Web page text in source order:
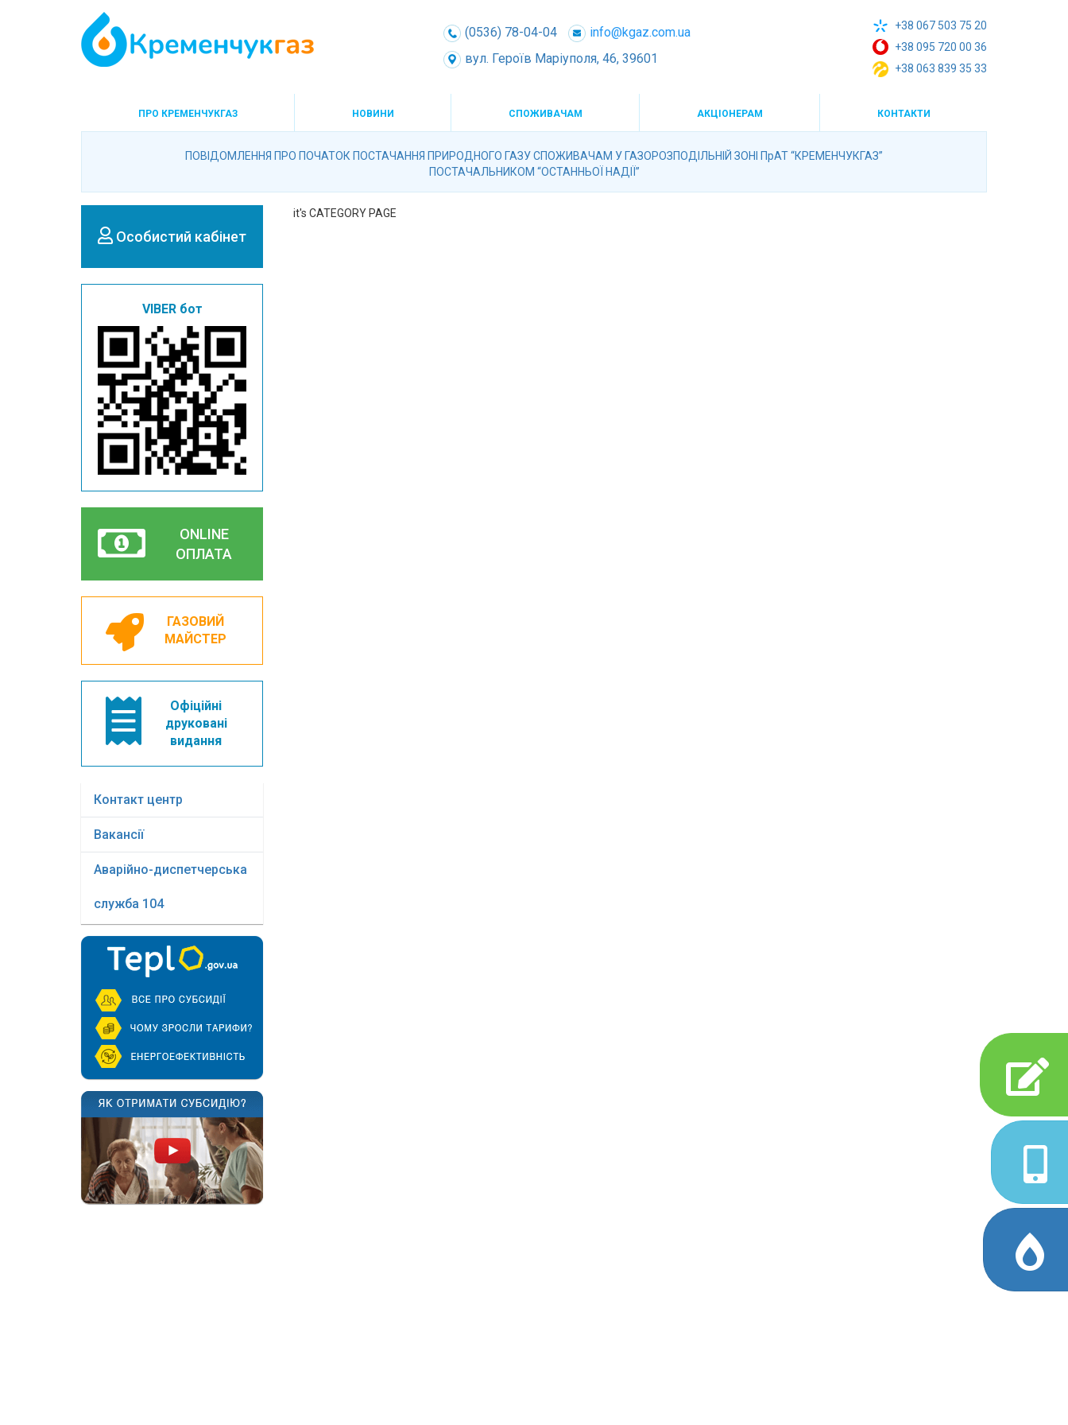
(0536) 78-04-04
info@kgaz.com.ua
вул. Героїв Маріуполя, 46, 39601
+38 067 503 75 20
+38 095 720 00 36
+38 063 839 35 33
ПРО КРЕМЕНЧУКГАЗ НОВИНИ СПОЖИВАЧАМ АКЦІОНЕРАМ КОНТАКТИ
ПОВІДОМЛЕННЯ ПРО ПОЧАТОК ПОСТАЧАННЯ ПРИРОДНОГО ГАЗУ СПОЖИВАЧАМ У ГАЗОРОЗПОДІЛЬНІЙ ЗОНІ ПрАТ “КРЕМЕНЧУКГАЗ”
ПОСТАЧАЛЬНИКОМ “ОСТАННЬОЇ НАДІЇ”
Особистий кабінет
VIBER бот
ONLINE
ОПЛАТА
ГАЗОВИЙ
МАЙСТЕР
Офіційні
друковані
видання
Контакт центр
Вакансії
Аварійно-диспетчерська
служба 104
it's CATEGORY PAGE